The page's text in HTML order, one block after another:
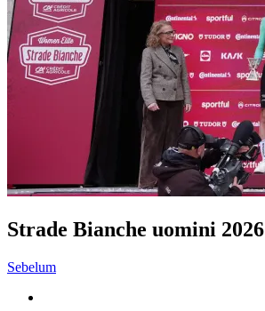
Strade Bianche uomini 2026
Sebelum